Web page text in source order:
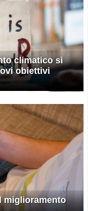
climatico si
obiettivi
miglioramento